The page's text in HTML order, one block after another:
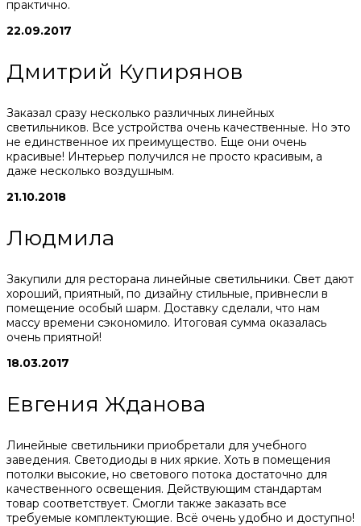
практично.
22.09.2017
Дмитрий Купирянов
Заказал сразу несколько различных линейных
светильников. Все устройства очень качественные. Но это
не единственное их преимущество. Еще они очень
красивые! Интерьер получился не просто красивым, а
даже несколько воздушным.
21.10.2018
Людмила
Закупили для ресторана линейные светильники. Свет дают
хороший, приятный, по дизайну стильные, привнесли в
помещение особый шарм. Доставку сделали, что нам
массу времени сэкономило. Итоговая сумма оказалась
очень приятной!
18.03.2017
Евгения Жданова
Линейные светильники приобретали для учебного
заведения. Светодиоды в них яркие. Хоть в помещения
потолки высокие, но светового потока достаточно для
качественного освещения. Действующим стандартам
товар соответствует. Смогли также заказать все
требуемые комплектующие. Всё очень удобно и доступно!